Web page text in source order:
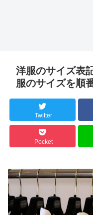
洋服のサイズ表
服のサイズを順
Twitter
Pocket